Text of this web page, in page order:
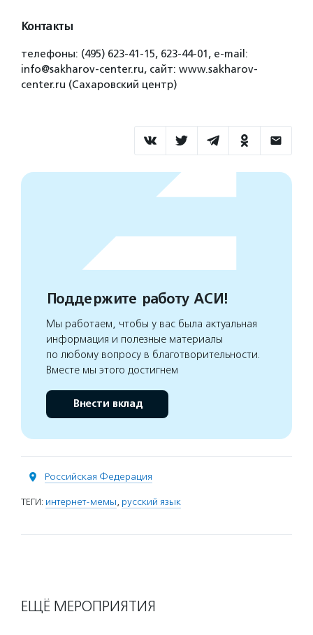
Контакты
телефоны: (495) 623-41-15, 623-44-01, e-mail:
info@sakharov-center.ru, сайт: www.sakharov-
center.ru (Сахаровский центр)
Поддержите работу АСИ!
Мы работаем, чтобы у вас была актуальная
информация и полезные материалы
по любому вопросу в благотворительности.
Вместе мы этого достигнем
Внести вклад
Российская Федерация
ТЕГИ: интернет-мемы, русский язык
ЕЩЁ МЕРОПРИЯТИЯ